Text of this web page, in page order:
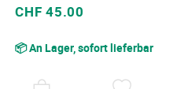
Sonderpreis
CHF 45.00
📦 An Lager, sofort lieferbar